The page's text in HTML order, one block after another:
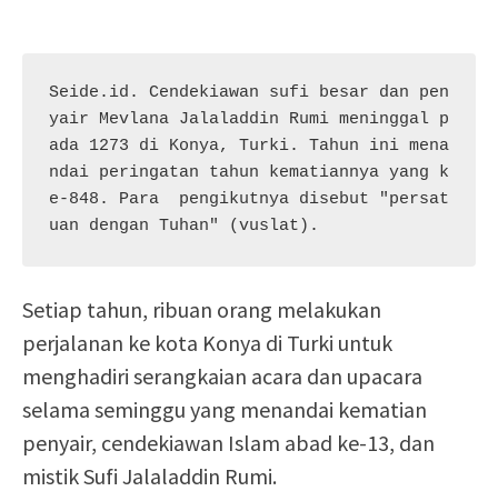
Seide.id. Cendekiawan sufi besar dan pen
yair Mevlana Jalaladdin Rumi meninggal p
ada 1273 di Konya, Turki. Tahun ini mena
ndai peringatan tahun kematiannya yang k
e-848. Para  pengikutnya disebut "persat
uan dengan Tuhan" (vuslat).
Setiap tahun, ribuan orang melakukan
perjalanan ke kota Konya di Turki untuk
menghadiri serangkaian acara dan upacara
selama seminggu yang menandai kematian
penyair, cendekiawan Islam abad ke-13, dan
mistik Sufi Jalaladdin Rumi.